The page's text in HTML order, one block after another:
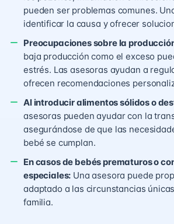
pueden ser problemas comunes.
identificar la causa y ofrecer
Preocupaciones sobre la
baja producción como el exceso
estrés. Las asesoras ayudan a
ofrecen recomendaciones
Al introducir alimentos sólidos o
asesoras pueden ayudar con la
asegurándose de que las
bebé se cumplan.
En casos de bebés prematuros o
especiales: Una asesora puede
adaptado a las circunstancias
familia.